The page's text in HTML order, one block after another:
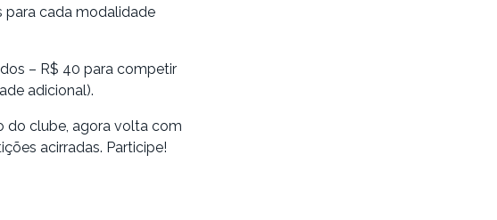
para cada modalidade
– R$ 40 para competir
adicional).
do clube, agora volta com
acirradas. Participe!